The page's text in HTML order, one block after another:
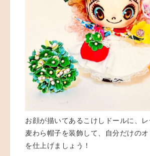
お顔が描いてあるこけしドールに、レ
麦わら帽子を装飾して、自分だけの
を仕上げましょう！